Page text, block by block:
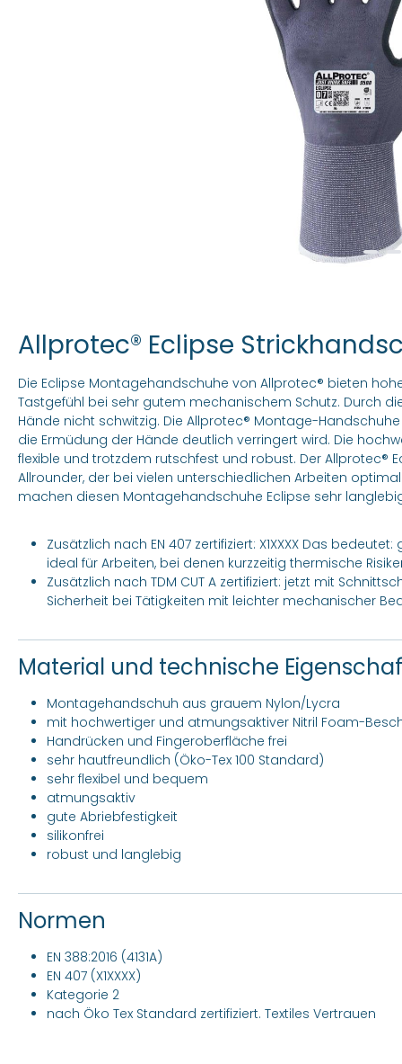
Allprotec® Eclipse
Die Eclipse Montagehandschuhe von Allprotec® bieten
Tastgefühl bei sehr gutem mechanischem Schutz. Durch
Hände nicht schwitzig. Die Allprotec® Montage-
die Ermüdung der Hände deutlich verringert wird. Die
flexible und trotzdem rutschfest und robust. Der Allprotec®
Allrounder, der bei vielen unterschiedlichen Arbeiten
machen diesen Montagehandschuhe Eclipse sehr
Zusätzlich nach EN 407 zertifiziert: X1XXXX Das
ideal für Arbeiten, bei denen kurzzeitig thermische
Zusätzlich nach TDM CUT A zertifiziert: jetzt mit
Sicherheit bei Tätigkeiten mit leichter mechanischer
Material und technische
Montagehandschuh aus grauem Nylon/Lycra
mit hochwertiger und atmungsaktiver Nitril Foam-
Handrücken und Fingeroberfläche frei
sehr hautfreundlich (Öko-Tex 100 Standard)
sehr flexibel und bequem
atmungsaktiv
gute Abriebfestigkeit
silikonfrei
robust und langlebig
Normen
EN 388:2016 (4131A)
EN 407 (X1XXXX)
Kategorie 2
nach Öko Tex Standard zertifiziert. Textiles Vertrauen